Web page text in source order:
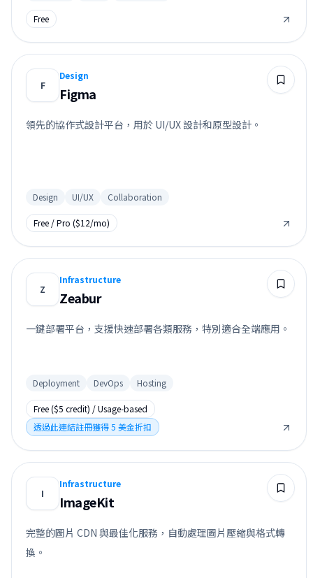
Free
F
Design
Figma
領先的協作式設計平台，用於 UI/UX 設計和原型設計。
Design UI/UX Collaboration
Free / Pro ($12/mo)
Z
Infrastructure
Zeabur
一鍵部署平台，支援快速部署各類服務，特別適合全端應用。
Deployment DevOps Hosting
Free ($5 credit) / Usage-based
透過此連結註冊獲得 5 美金折扣
I
Infrastructure
ImageKit
完整的圖片 CDN 與最佳化服務，自動處理圖片壓縮與格式轉
換。